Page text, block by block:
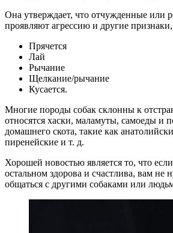
Она утверждает, что отчужденные или
проявляют агрессию и другие признаки,
Прячется
Лай
Рычание
Щелкание/рычание
Кусается.
Многие породы собак склонны к
относятся хаски, маламуты, самоеды и
домашнего скота, такие как
пиренейские и т. д.
Хорошей новостью является то, что
остальном здорова и счастлива, вам не
общаться с другими собаками или